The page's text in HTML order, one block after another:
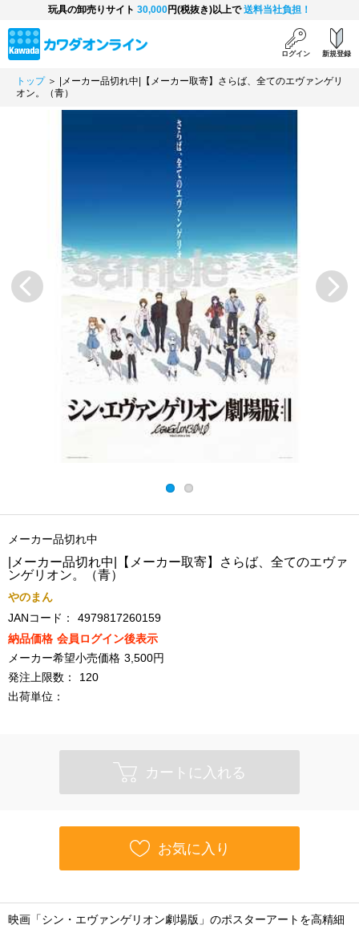
玩具の卸売りサイト 30,000円(税抜き)以上で送料当社負担！
ログイン 新規登録
トップ＞ |メーカー品切れ中|【メーカー取寄】さらば、全てのエヴァンゲリ
オン。（青）
メーカー品切れ中
|メーカー品切れ中|【メーカー取寄】さらば、全てのエヴァ
ンゲリオン。（青）
やのまん
JANコード：
4979817260159
納品価格 会員ログイン後表示
メーカー希望小売価格 3,500円
発注上限数：
120
出荷単位：
カートに入れる
お気に入り
映画「シン・エヴァンゲリオン劇場版」のポスターアートを高精細